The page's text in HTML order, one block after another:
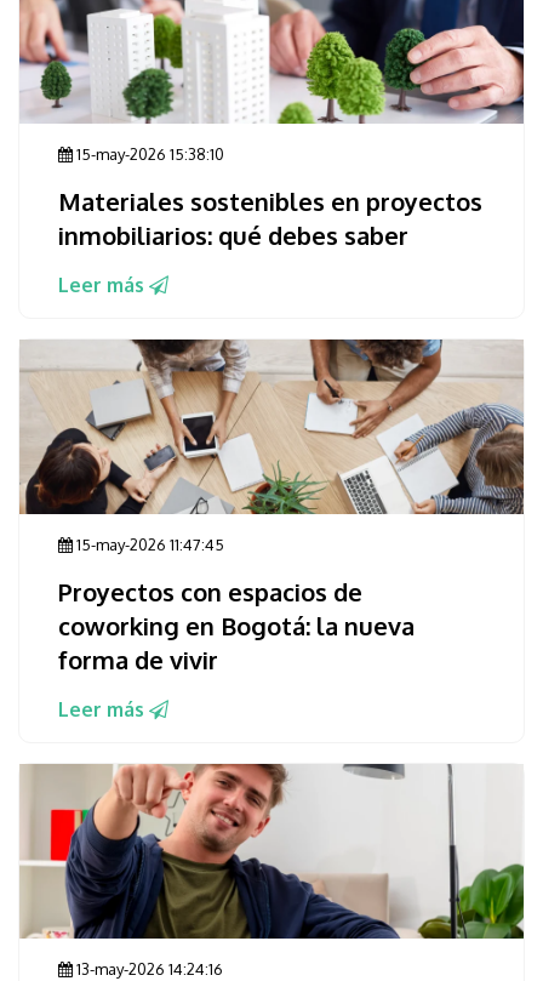
15-may-2026 15:38:10
Materiales sostenibles en proyectos
inmobiliarios: qué debes saber
Leer más
15-may-2026 11:47:45
Proyectos con espacios de
coworking en Bogotá: la nueva
forma de vivir
Leer más
13-may-2026 14:24:16